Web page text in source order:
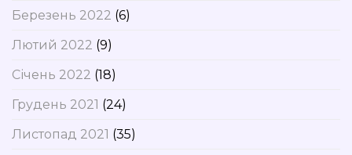
Березень 2022 (6)
Лютий 2022 (9)
Січень 2022 (18)
Грудень 2021 (24)
Листопад 2021 (35)